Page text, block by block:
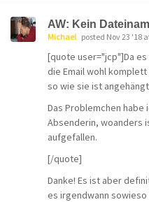
AW: Kein
Michael posted Nov 23 '18
[quote user="jcp"]Da
die Email wohl
so wie sie ist
Das Problemchen habe
Absenderin, woanders
aufgefallen.
[/quote]
Danke! Es ist aber
es irgendwann